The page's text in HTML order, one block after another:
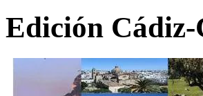
Edición